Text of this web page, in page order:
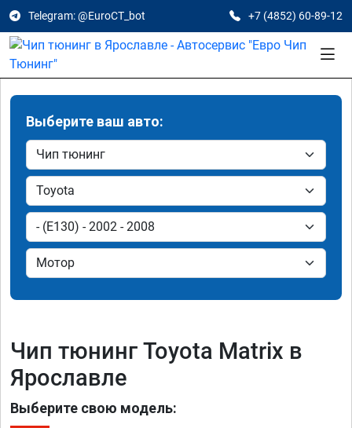
Telegram: @EuroCT_bot +7 (4852) 60-89-12
Выберите ваш авто:
Чип тюнинг Toyota Matrix в
Ярославле
Выберите свою модель: